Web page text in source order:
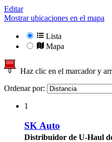
Editar
Mostrar ubicaciones en el mapa
Lista
Mapa
Haz clic en el marcador y
Ordenar por:
1
SK Auto
Distribuidor de U-Haul